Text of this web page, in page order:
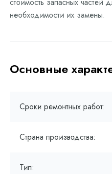
необходимости их замены.
Основные
Сроки ремонтных работ:
Страна производства:
Тип: